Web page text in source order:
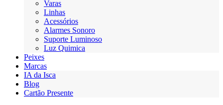
Varas
Linhas
Acessórios
Alarmes Sonoro
Suporte Luminoso
Luz Quimica
Peixes
Marcas
IA da Isca
Blog
Cartão Presente